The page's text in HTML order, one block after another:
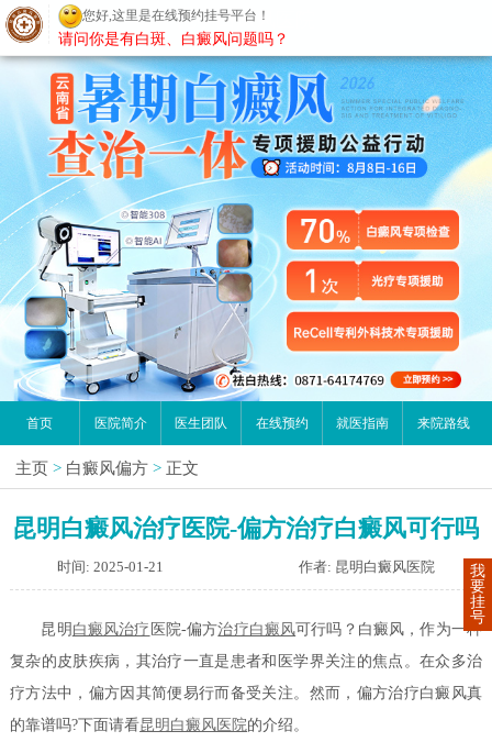
昆明白癜风医院
首页 医院简介 医生团队 在线预约 就医指南 来院路线
主页 > 白癜风偏方 > 正文
昆明白癜风治疗医院-偏方治疗白癜风可行吗
时间: 2025-01-21 作者: 昆明白癜风医院
昆明 白癜风治疗 医院-偏方治疗白癜风可行吗？白癜风，作为一种
复杂的皮肤疾病，其治疗一直是患者和医学界关注的焦点。在众多治
疗方法中，偏方因其简便易行而备受关注。然而，偏方治疗白癜风真
的靠谱吗?下面请看昆明白癜风医院的介绍。
我
要
挂
号
您好,这里是在线预约挂号平台！
请问你是有白斑、白癜风问题吗？